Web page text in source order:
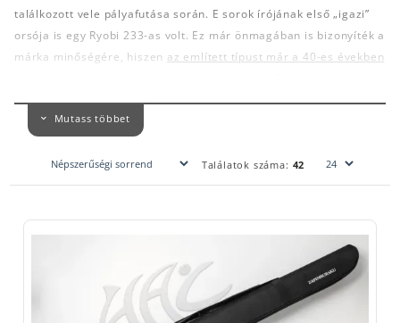
találkozott vele pályafutása során. E sorok írójának első „igazi”
orsója is egy Ryobi 233-as volt. Ez már önmagában is bizonyíték a
márka minőségére, hiszen az említett típust már a 40-es években
elavultnak számítanak a mai kínálat mellett, de a maguk idejében
óriási ugrást jelentettek. Ennek köszönhető, hogy a Ryobi név a
voksukat a gyártó valamelyik típusa mellett.
strapabíró orsókat gyárt
teljesen fémből készült orsókról van szó, a
zsinórképük bármely másik híres orsógyártó termékével felveszi
. Alapvetően
precíz illesztés, finom fékrendszer, sima
futás és strapabíróság jellemzi őket.
Mutass többet
Találatok száma: 42